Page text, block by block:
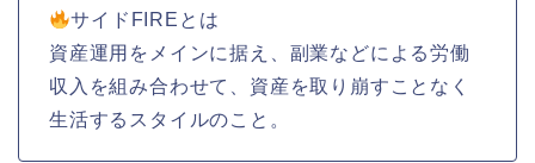
サイドFIREとは
資産運用をメインに据え、副業などによる労働
収入を組み合わせて、資産を取り崩すことなく
生活するスタイルのこと。